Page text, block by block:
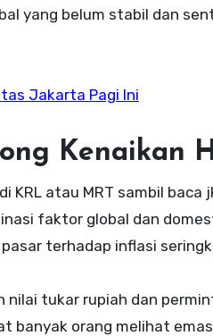
yang belum stabil dan
Jakarta Pagi Ini
Kenaikan
KRL atau MRT sambil baca
faktor global dan
terhadap inflasi
nilai tukar rupiah dan
banyak orang melihat